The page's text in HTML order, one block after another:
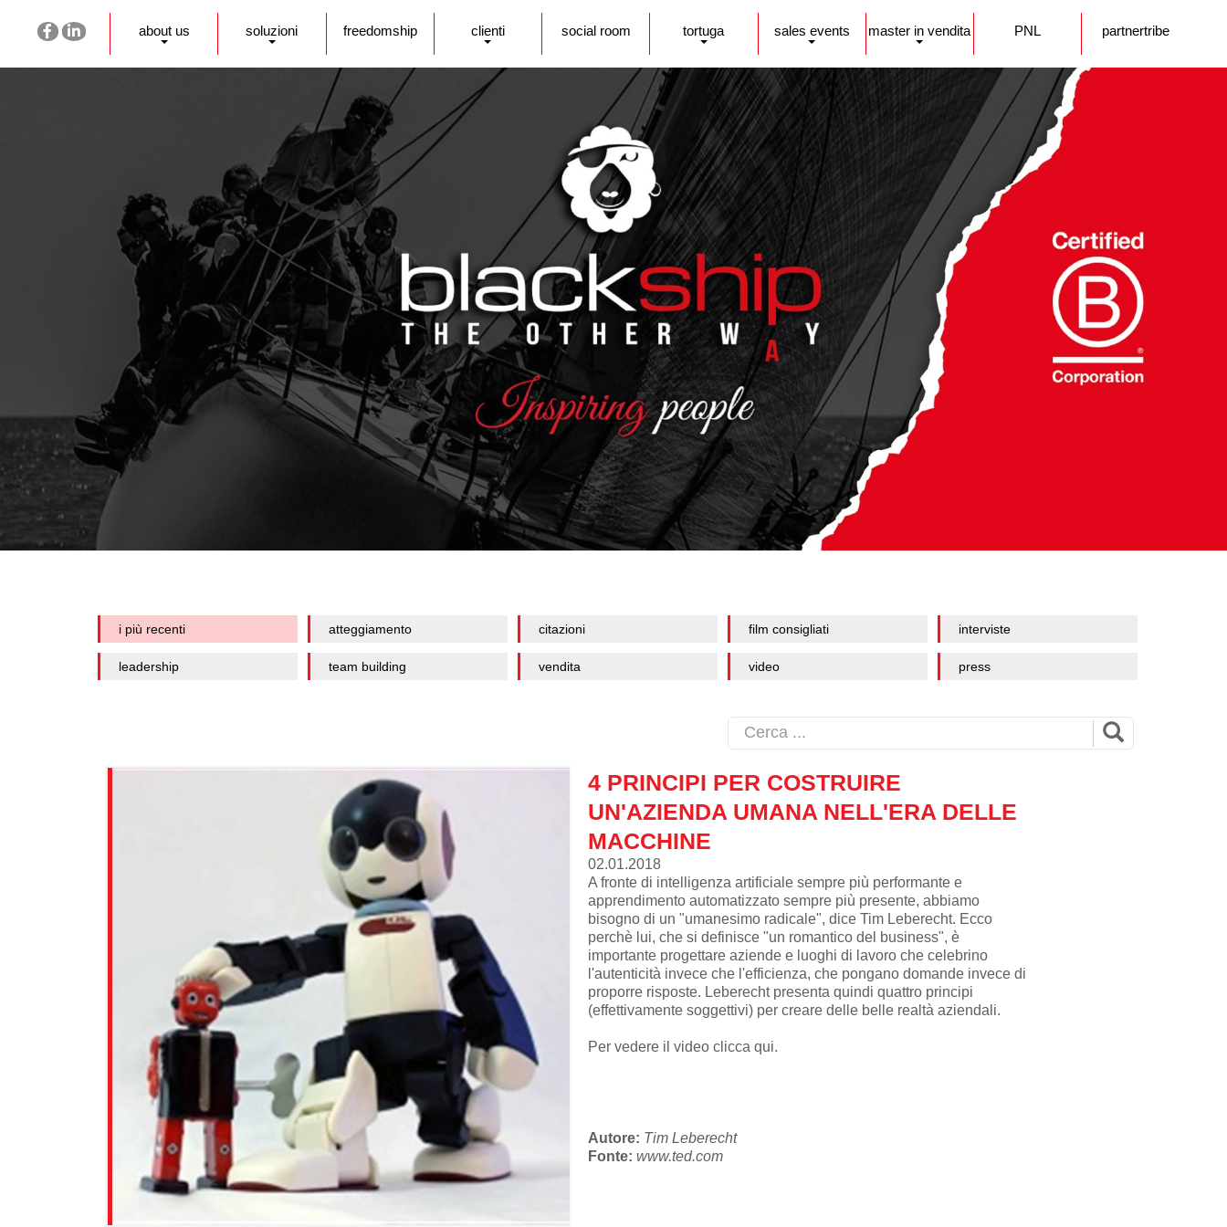
about us soluzioni freedomship clienti social room tortuga sales events master in vendita PNL partnertribe
i più recenti atteggiamento citazioni film consigliati interviste
leadership team building vendita video press
4 PRINCIPI PER COSTRUIRE
UN'AZIENDA UMANA NELL'ERA DELLE
MACCHINE
02.01.2018
A fronte di intelligenza artificiale sempre più performante e
apprendimento automatizzato sempre più presente, abbiamo
bisogno di un "umanesimo radicale", dice Tim Leberecht. Ecco
perchè lui, che si definisce "un romantico del business", è
importante progettare aziende e luoghi di lavoro che celebrino
l'autenticità invece che l'efficienza, che pongano domande invece di
proporre risposte. Leberecht presenta quindi quattro principi
(effettivamente soggettivi) per creare delle belle realtà aziendali.
Per vedere il video clicca qui.
Autore: Tim Leberecht
Fonte: www.ted.com